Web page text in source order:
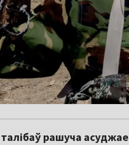
рашуча